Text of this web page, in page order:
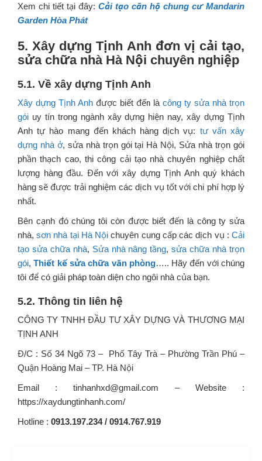
Xem chi tiết tại đây: Cải tạo căn hộ chung cư Mandarin
Garden Hòa Phát
5. Xây dựng Tịnh Anh đơn vị cải tạo,
sửa chữa nhà Hà Nội chuyên nghiệp
5.1. Về xây dựng Tịnh Anh
Xây dựng Tịnh Anhđược biết đến làcông ty sửa nhà trọn
gói uy tín trong ngành xây dựng hiện nay, xây dựng Tịnh
Anh tự hào mang đến khách hàng dịch vụ: tư vấn xây
dựng nhà ở, sửa nhà trọn gói tại Hà Nội, Sửa nhà trọn gói
phần thạch cao, thi công cải tạo nhà chuyên nghiệp chất
lượng hàng đầu. Đến với xây dựng Tịnh Anh quý khách
hàng sẽ được trải nghiệm các dịch vụ tốt với chi phí hợp lý
nhất.
Bên cạnh đó chúng tôi còn được biết đến là công ty sửa
nhà,sơn nhà tại Hà Nội chuyên cung cấp các dịch vụ :Cải
tạo sửa chữa nhà, Sửa nhà nâng tầng,sửa chữa nhà trọn
gói,Thiết kế sửa chữa văn phòng….. Hãy đến với chúng
tôi để có giải pháp toàn diện cho ngôi nhà của bạn.
5.2. Thông tin liên hệ
CÔNG TY TNHH ĐẦU TƯ XÂY DỰNG VÀ THƯƠNG MẠI
TỊNH ANH
Đ/C : Số 34 Ngõ 73 – Phố Tây Trà – Phường Trần Phú –
Quận Hoàng Mai – TP. Hà Nội
Email : tinhanhxd@gmail.com – Website :
https://xaydungtinhanh.com/
Hotline : 0913.197.234 / 0914.767.919